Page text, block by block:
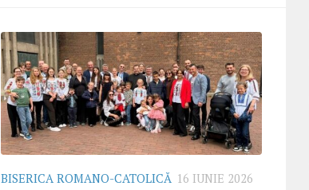
BISERICA ROMANO-CATOLICĂ 16 IUNIE 2026